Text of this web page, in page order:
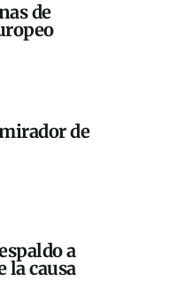
de
de
a
la causa